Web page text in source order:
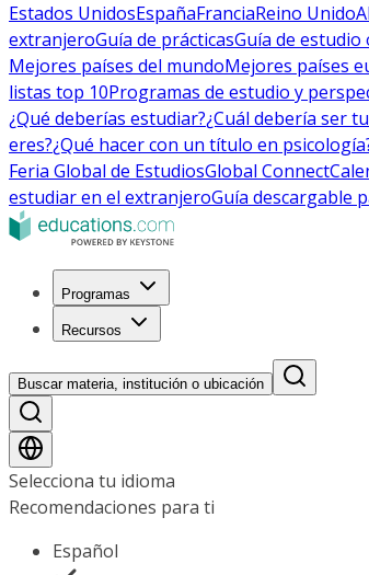
Estados UnidosEspañaFranciaReino Unido
extranjeroGuía de prácticasGuía de estudio
Mejores países del mundoMejores países
listas top 10Programas de estudio y
¿Qué deberías estudiar?¿Cuál debería ser
eres?¿Qué hacer con un título en
Feria Global de EstudiosGlobal Connect
estudiar en el extranjeroGuía descargable
Programas
Recursos
Buscar materia, institución o ubicación
Selecciona tu idioma
Recomendaciones para ti
Español